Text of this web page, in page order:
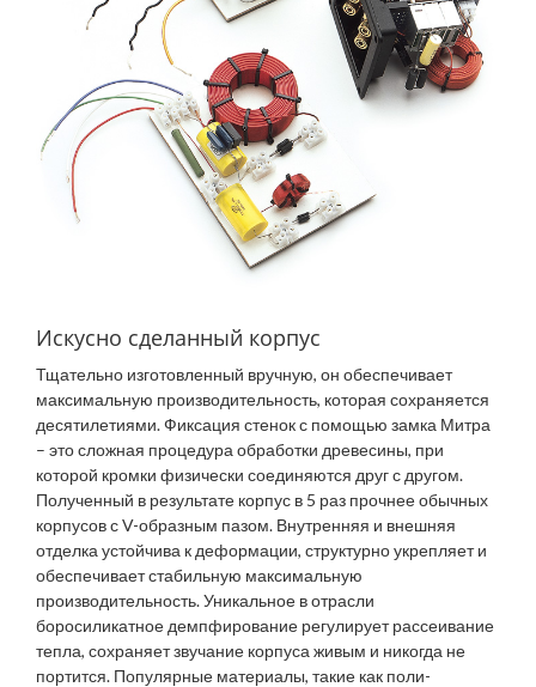
Искусно сделанный корпус
Тщательно изготовленный вручную, он обеспечивает
максимальную производительность, которая сохраняется
десятилетиями. Фиксация стенок с помощью замка Митра
– это сложная процедура обработки древесины, при
которой кромки физически соединяются друг с другом.
Полученный в результате корпус в 5 раз прочнее обычных
корпусов с V-образным пазом. Внутренняя и внешняя
отделка устойчива к деформации, структурно укрепляет и
обеспечивает стабильную максимальную
производительность. Уникальное в отрасли
боросиликатное демпфирование регулирует рассеивание
тепла, сохраняет звучание корпуса живым и никогда не
портится. Популярные материалы, такие как поли-